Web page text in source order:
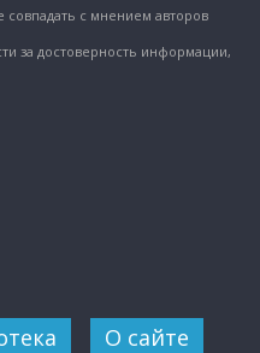
с мнением авторов
за достоверность информации,
О сайте